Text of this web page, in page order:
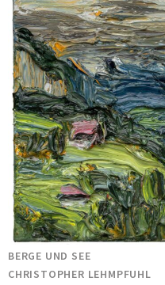
BERGE UND SEE
CHRISTOPHER LEHMPFUHL